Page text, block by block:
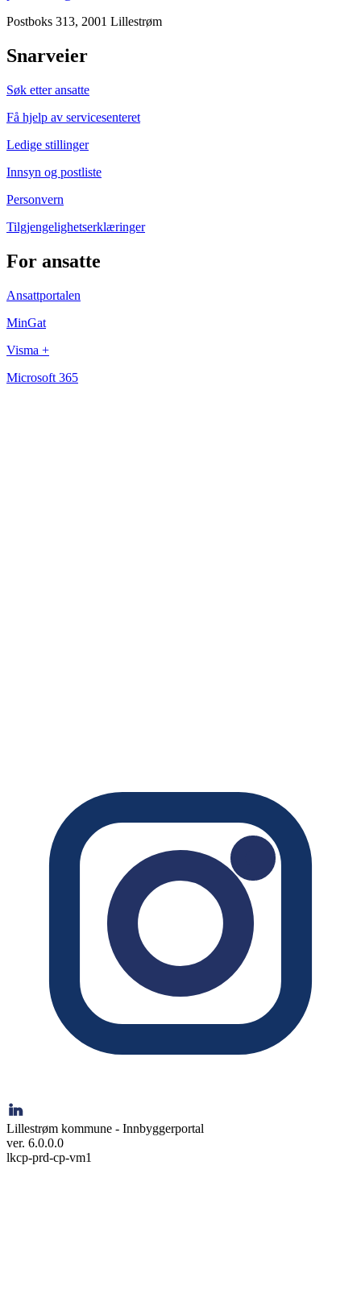
Postboks 313, 2001 Lillestrøm
Snarveier
Søk etter ansatte
Få hjelp av servicesenteret
Ledige stillinger
Innsyn og postliste
Personvern
Tilgjengelighetserklæringer
For ansatte
Ansattportalen
MinGat
Visma +
Microsoft 365
Lillestrøm kommune - Innbyggerportal
ver. 6.0.0.0
lkcp-prd-cp-vm1